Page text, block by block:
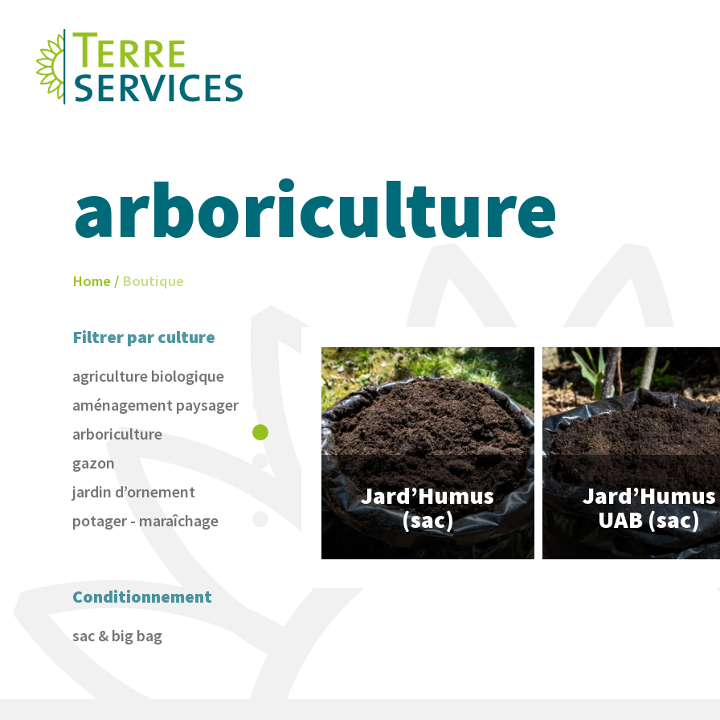
content
arboriculture
Home / Boutique
Filtrer par culture
agriculture biologique
aménagement paysager
arboriculture
gazon
jardin d’ornement
potager - maraîchage
Conditionnement
sac & big bag
Jard’Humus
(sac)
Jard’Humus
UAB (sac)